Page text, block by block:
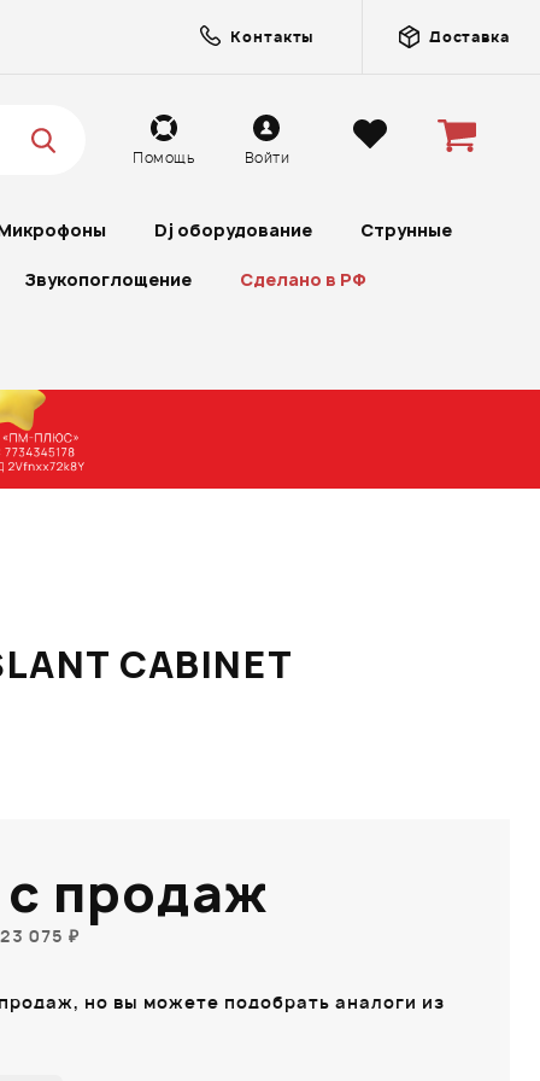
Контакты Доставка
Помощь Войти
Dj оборудование Струнные
Звукопоглощение Сделано в РФ
CABINET
продаж
075 ₽
но вы можете подобрать аналоги из